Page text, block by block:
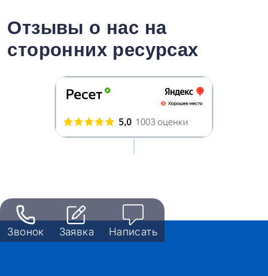
Отзывы о нас на
сторонних ресурсах
Звонок Заявка Написать